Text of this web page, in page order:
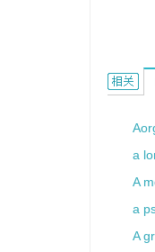
a karst
a
A
a
A